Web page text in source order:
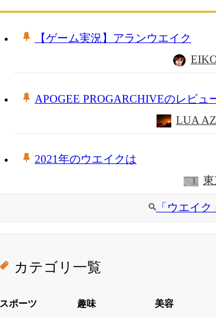
【ゲーム実況】アランウエイク
APOGEE PROGARCHIVEのレビュ
LUA
2021年のウエイクは
「ウエイ
カテゴリ一覧
スポーツ 趣味 美容